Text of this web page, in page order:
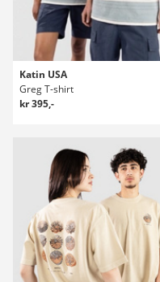
Katin USA
Greg T-shirt
kr 395,-